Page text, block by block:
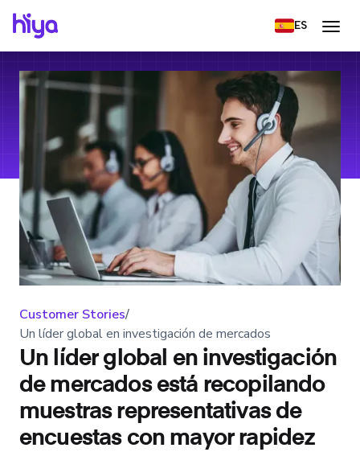
ES
Customer Stories/
Un líder global en investigación de mercados
Un líder global en investigación
de mercados está recopilando
muestras representativas de
encuestas con mayor rapidez